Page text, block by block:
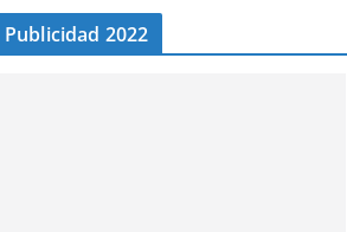
Publicidad 2022